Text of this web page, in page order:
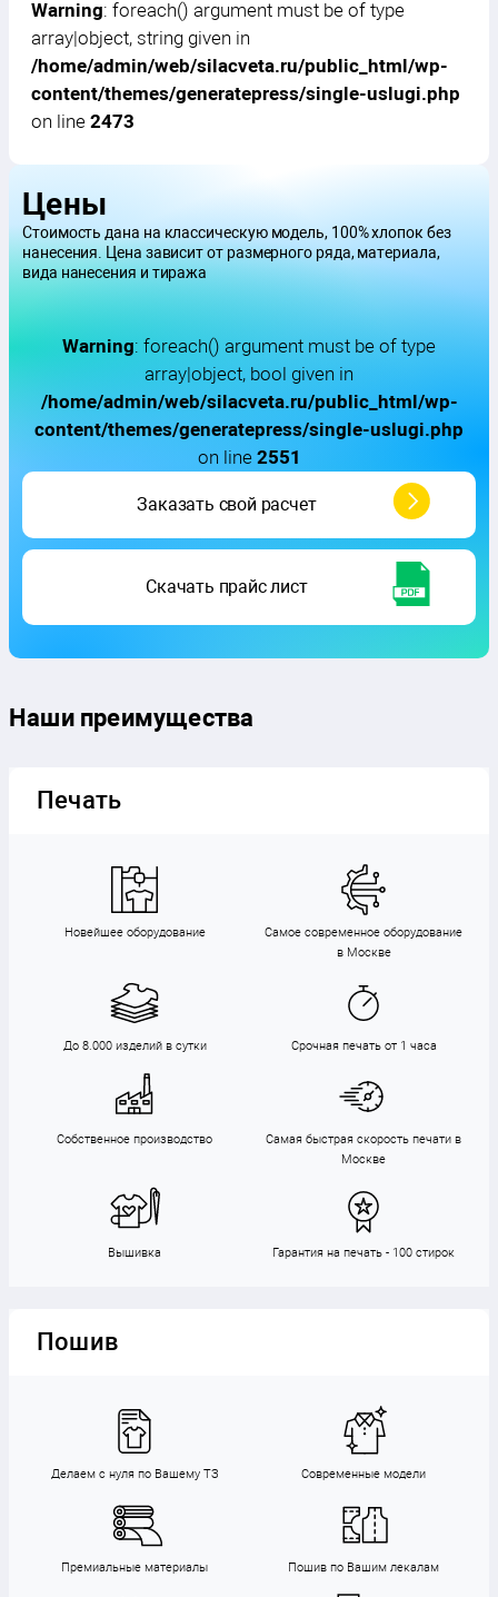
_html/wp-
content/themes/generatepress/single
-uslugi.php
on line
Warning: foreach() argument must be of type
array|object, string given in
/home/admin/web/silacveta.ru/public_html/wp-
content/themes/generatepress/single-uslugi.php
on line 2473
Цены
Стоимость дана на классическую модель, 100% хлопок без
нанесения. Цена зависит от размерного ряда, материала,
вида нанесения и тиража
Warning: foreach() argument must be of type
array|object, bool given in
/home/admin/web/silacveta.ru/public_html/wp-
content/themes/generatepress/single-uslugi.php
on line 2551
Заказать свой расчет
Скачать прайс лист
Наши преимущества
Печать
Новейшее оборудование
Самое современное оборудование
в Москве
До 8.000 изделий в сутки Срочная печать от 1 часа
Собственное производство
Самая быстрая скорость печати в
Москве
Вышивка Гарантия на печать - 100 стирок
Пошив
Делаем с нуля по Вашему ТЗ Современные модели
Премиальные материалы Пошив по Вашим лекалам